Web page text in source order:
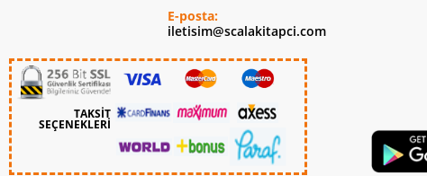
E-posta:
iletisim@scalakitapci.com
TAKSİT
SEÇENEKLERİ